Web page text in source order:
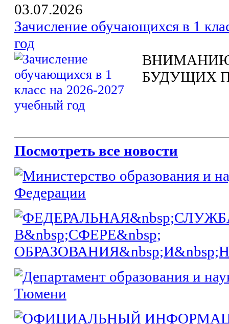
03.07.2026
Зачисление обучающихся в 1
год
БУДУЩИХ
Посмотреть все новости